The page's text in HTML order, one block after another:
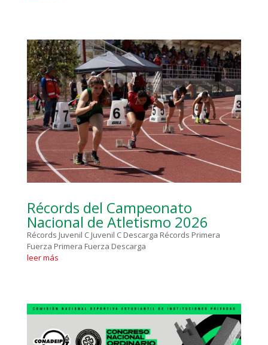
Récords del Campeonato
Nacional de Atletismo 2026
Récords Juvenil C Juvenil C Descarga Récords Primera
Fuerza Primera Fuerza Descarga
leer más